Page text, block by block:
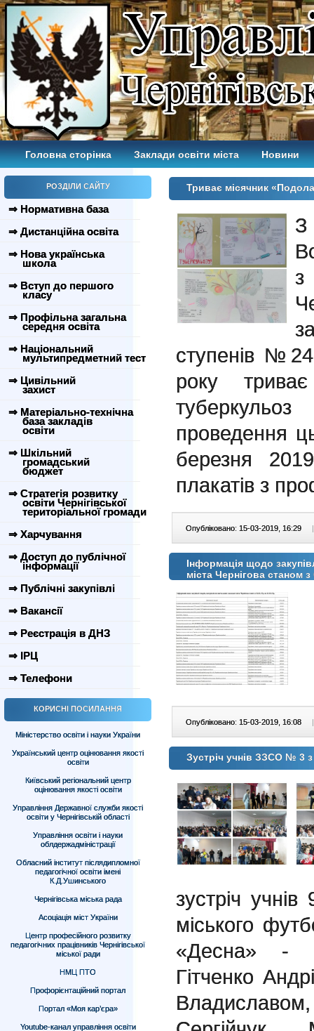
Головна сторінка Заклади освіти міста Новини
РОЗДІЛИ САЙТУ
⇒ Нормативна база
⇒ Дистанційна освіта
⇒ Нова українська
школа
⇒ Вступ до першого
класу
⇒ Профільна загальна
середня освіта
⇒ Національний
мультипредметний тест
⇒ Цивільний
захист
⇒ Матеріально-технічна
база закладів
освіти
⇒ Шкільний
громадський
бюджет
⇒ Стратегія розвитку
освіти Чернігівської
територіальної громади
⇒ Харчування
⇒ Доступ до публічної
інформації
⇒ Публічні закупівлі
⇒ Вакансії
⇒ Реєстрація в ДНЗ
⇒ ІРЦ
⇒ Телефони
КОРИСНІ ПОСИЛАННЯ
Міністерство освіти і науки України
Український центр оцінювання якості
освіти
Київський регіональний центр
оцінювання якості освіти
Управління Державної служби якості
освіти у Чернігівській області
Управління освіти і науки
облдержадміністрації
Обласний інститут післядипломної
педагогічної освіти імені
К.Д.Ушинського
Чернігівська міська рада
Асоціація міст України
Центр професійного розвитку
педагогічних працівників Чернігівської
міської ради
НМЦ ПТО
Профорієнтаційний портал
Портал «Моя кар’єра»
Youtube-канал управління освіти
Триває місячник
ступенів
року
проведення
березня
плакатів з
Опубліковано: 15-03-2019, 16:29 |
Інформація щодо
міста Чернігова станом
Опубліковано: 15-03-2019, 16:08 |
Зустріч учнів ЗЗСО № 3
зустріч
міського
«Десна» -
Гітченко